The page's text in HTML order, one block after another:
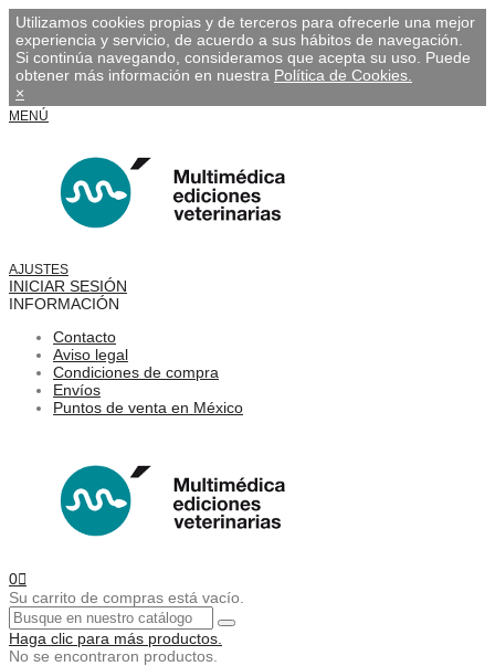
Utilizamos cookies propias y de terceros para ofrecerle una mejor
experiencia y servicio, de acuerdo a sus hábitos de navegación.
Si continúa navegando, consideramos que acepta su uso. Puede
obtener más información en nuestra Política de Cookies.
×
MENÚ
AJUSTES
INICIAR SESIÓN
INFORMACIÓN
Contacto
Aviso legal
Condiciones de compra
Envíos
Puntos de venta en México
0
Su carrito de compras está vacío.
Haga clic para más productos.
No se encontraron productos.